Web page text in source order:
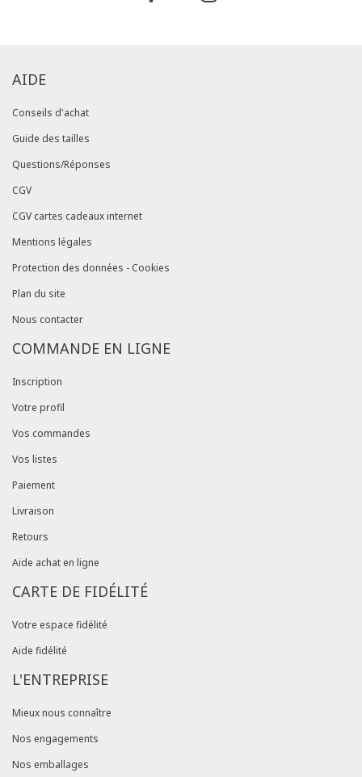
AIDE
Conseils d'achat
Guide des tailles
Questions/Réponses
CGV
CGV cartes cadeaux internet
Mentions légales
Protection des données - Cookies
Plan du site
Nous contacter
COMMANDE EN LIGNE
Inscription
Votre profil
Vos commandes
Vos listes
Paiement
Livraison
Retours
Aide achat en ligne
CARTE DE FIDÉLITÉ
Votre espace fidélité
Aide fidélité
L'ENTREPRISE
Mieux nous connaître
Nos engagements
Nos emballages